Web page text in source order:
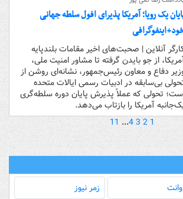
یک رویا؛ آمریکا پذیرای افول سلطه جهانی
آنلاین | صحبت‌های اخیر مقامات بلندپایه
از جو بایدن گرفته تا مشاور امنیت ملی،
دفاع و معاون رئیس‌جمهور، نشانه‌ای روشن از
بی‌سابقه در ادبیات رسمی ایالات متحده
تحولی که عملاً پذیرش پایان دوره سلطه‌گری
آمریکا را بازتاب می‌دهد.
1
2
3
4
...
11
زمر نیوز